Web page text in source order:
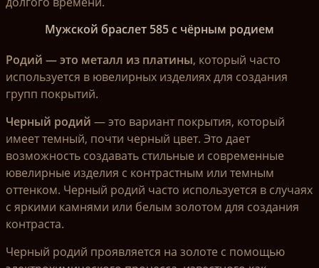
Мужской браслет 585 с чёрным родием
Родий — это металл из платины, который часто
используется в ювелирных изделиях для создания
групп покрытий.
Черный родий — это вариант покрытия, который
имеет темный, почти черный цвет. Это дает
возможность создавать стильные и современные
ювелирные изделия с контрастным или темным
оттенком. Черный родий часто используется в случаях
с яркими камнями или белым золотом для создания
контраста.
Черный родий проявляется на золоте с помощью